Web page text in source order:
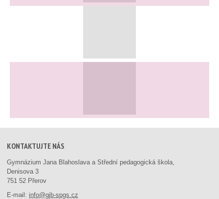
KONTAKTUJTE NÁS
Gymnázium Jana Blahoslava a Střední pedagogická škola,
Denisova 3
751 52 Přerov
E-mail: info@gjb-spgs.cz